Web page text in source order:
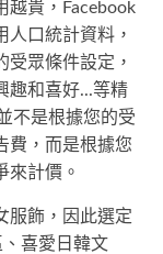
越貴，Facebook
人口統計資料，
受眾條件設定，
趣和喜好...等精
不是根據您的受
費，而是根據您
來計價。
服飾，因此選定
喜愛日韓文